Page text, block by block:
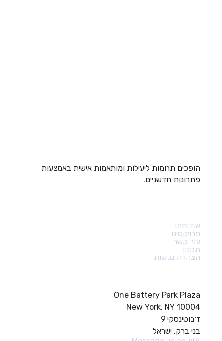
הופכים תרומות ליעילות ומותאמות אישית באמצעות
פתרונות חדשניים.
אודותינו
פרויקטים
צור קשר
תקנון
הצהרת נגישות
One Battery Park Plaza
New York, NY 10004
ז׳בוטינסקי 9
בני ברק, ישראל